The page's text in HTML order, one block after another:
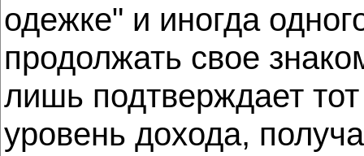
одежке" и иногда
продолжать свое
лишь подтверждает
уровень дохода,